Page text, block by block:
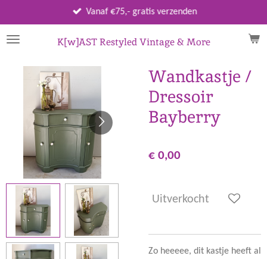
direct
naar
hoofdinhoud
K[w]AST Restyled Vintage & More
Vanaf €75,- gratis verzenden
Wandkastje /
Dressoir
Bayberry
€ 0,00
Uitverkocht
Zo heeeee, dit kastje heeft al